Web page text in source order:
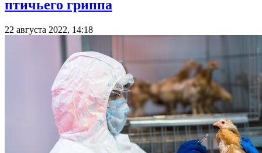
птичьего гриппа
22 августа 2022, 14:18